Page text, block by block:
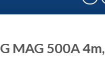
MAG 500A 4m,